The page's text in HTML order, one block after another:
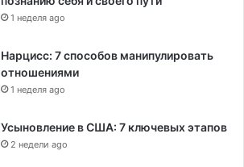
1 неделя ago
Нарцисс: 7 способов манипулировать
отношениями
1 неделя ago
Усыновление в США: 7 ключевых этапов
2 недели ago